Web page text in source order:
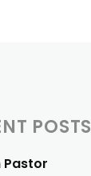
POSTS
Pastor